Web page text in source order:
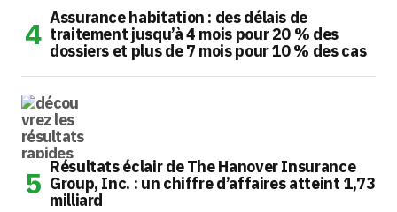
Assurance habitation : des délais de
traitement jusqu’à 4 mois pour 20 % des
dossiers et plus de 7 mois pour 10 % des cas
Résultats éclair de The Hanover Insurance
Group, Inc. : un chiffre d’affaires atteint 1,73
milliard